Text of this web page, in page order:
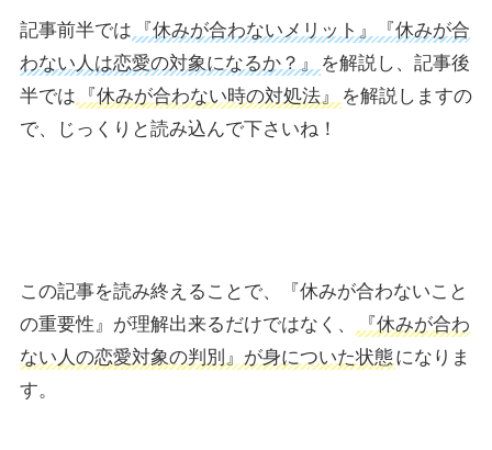
記事前半では
『休みが合わないメリット』『休みが合
わない人は恋愛の対象になるか？』
を解説し、記事後
半では
『休みが合わない時の対処法』
を解説しますの
で、じっくりと読み込んで下さいね！
この記事を読み終えることで、『休みが合わないこと
の重要性』が理解出来るだけではなく、
『休みが合わ
ない人の恋愛対象の判別』が身についた状態になりま
す。